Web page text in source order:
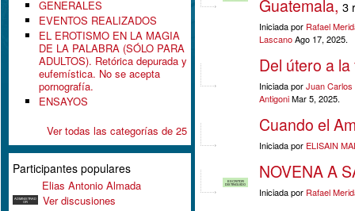
GENERALES
EVENTOS REALIZADOS
EL EROTISMO EN LA MAGIA
DE LA PALABRA (SÓLO PARA
ADULTOS). Retórica depurada y
eufemística. No se acepta
pornografía.
ENSAYOS
Ver todas las categorías de 25
Participantes populares
ADMINISTRAD
OR
Elias Antonio Almada
Ver discusiones
Guatemala, 3
Iniciada por Rafael
LascanoAgo 17, 2025.
Del útero a la
Iniciada porJuan Carlos
AntigoniMar 5, 2025.
Cuando el
Iniciada por ELISAIN
ESCRITOR
DISTINGUIDO
NOVENA A
Iniciada por Rafael